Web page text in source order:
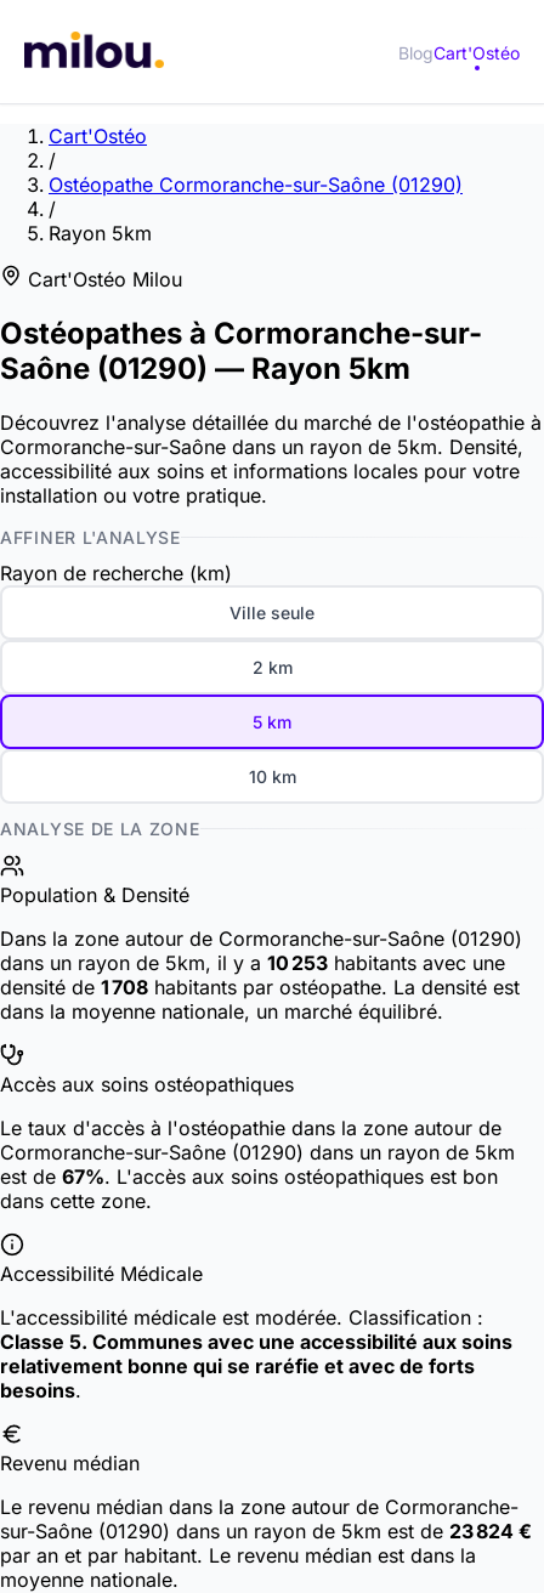
BlogCart'Ostéo
Cart'Ostéo
/
Ostéopathe Cormoranche-sur-Saône (01290)
/
Rayon 5km
Cart'Ostéo Milou
Ostéopathes à Cormoranche-sur-
Saône (01290) — Rayon 5km
Découvrez l'analyse détaillée du marché de l'ostéopathie à
Cormoranche-sur-Saône dans un rayon de 5km. Densité,
accessibilité aux soins et informations locales pour votre
installation ou votre pratique.
AFFINER L'ANALYSE
Rayon de recherche (km)
Ville seule
2 km
5 km
10 km
ANALYSE DE LA ZONE
Population & Densité
Dans la zone autour de Cormoranche-sur-Saône (01290)
dans un rayon de 5km, il y a 10 253 habitants avec une
densité de 1 708 habitants par ostéopathe. La densité est
dans la moyenne nationale, un marché équilibré.
Accès aux soins ostéopathiques
Le taux d'accès à l'ostéopathie dans la zone autour de
Cormoranche-sur-Saône (01290) dans un rayon de 5km
est de 67%. L'accès aux soins ostéopathiques est bon
dans cette zone.
Accessibilité Médicale
L'accessibilité médicale est modérée. Classification :
Classe 5. Communes avec une accessibilité aux soins
relativement bonne qui se raréfie et avec de forts
besoins.
Revenu médian
Le revenu médian dans la zone autour de Cormoranche-
sur-Saône (01290) dans un rayon de 5km est de 23 824 €
par an et par habitant. Le revenu médian est dans la
moyenne nationale.